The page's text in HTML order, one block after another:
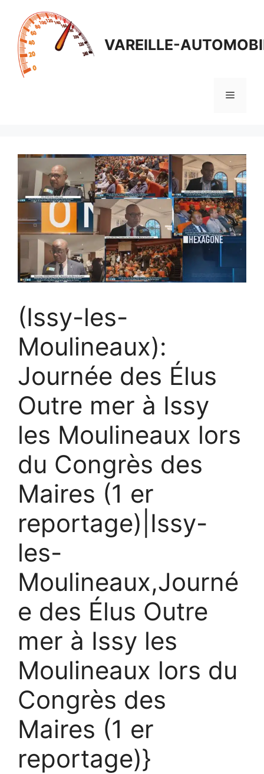
contenu
VAREILLE-
Menu
(Issy-les-
Moulineaux):
Journée des Élus
Outre mer à Issy
les Moulineaux lors
du Congrès des
Maires (1 er
reportage)|Issy-
les-
Moulineaux,Journé
e des Élus Outre
mer à Issy les
Moulineaux lors du
Congrès des
Maires (1 er
reportage)}